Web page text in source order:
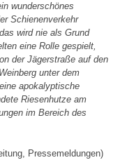
wunderschönes
Schienenverkehr
wird nie als Grund
eine Rolle gespielt,
der Jägerstraße auf den
unter dem
apokalyptische
Riesenhutze am
im Bereich des
Pressemeldungen)